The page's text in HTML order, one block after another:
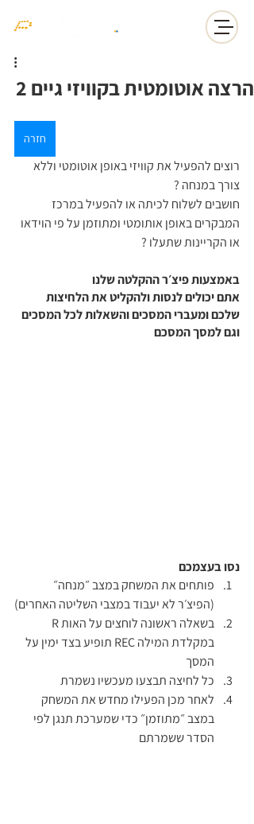
הרצה אוטומטית בקוויזי גיים 2
חזרה
רוצים להפעיל את קוויזי באופן אוטומטי וללא
צורך במנחה ?
חושבים לשלוח לכיתה או להפעיל במרכז
המבקרים באופן אותומטי ומתוזמן על פי הוידאו
או הקריינות שתעלו ?
באמצעות פיצ׳ר ההקלטה שלנו
אתם יכולים לנסות ולהקליט את הלחיצות
שלכם ומעברי המסכים והשאלות לכל המסכים
וגם למסך המסכם
נסו בעצמכם
פותחים את המשחק במצב ״מנחה״
(הפיצ׳ר לא יעבוד במצבי השליטה האחרים)
במקלדת המילה REC תופיע בצד ימין על
המסך
כל לחיצה תבצעו מעכשיו נשמרת
לאחר מכן הפעילו מחדש את המשחק
במצב ״מתוזמן״ כדי שמערכת תנגן לפי
הסדר ששמרתם